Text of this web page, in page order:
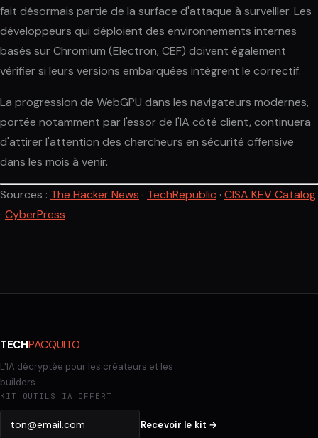
fait désormais partie de la surface d'attaque à surveiller. Les
développeurs qui déploient des environnements internes
basés sur Chromium (Electron, CEF) doivent également
vérifier si leurs versions embarquées intègrent le correctif.
La progression de WebGPU dans les navigateurs modernes,
portée notamment par l'essor de l'IA côté client, continuera
d'attirer l'attention des chercheurs en sécurité offensive
dans les mois à venir.
Sources : The Hacker News · TechRepublic · CISA KEV Catalog
· CyberPress
TECHPACQUITO
L'IA décryptée pour les créateurs et les
builders.
KIT OUTILS IA OFFERT
Recevoir le kit →